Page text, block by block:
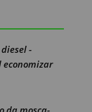
-
economizar